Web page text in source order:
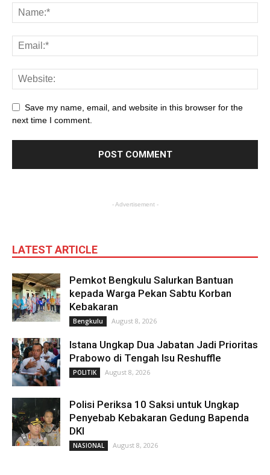
Save my name, email, and website in this browser for the
next time I comment.
- Advertisement -
LATEST ARTICLE
Pemkot Bengkulu Salurkan Bantuan
kepada Warga Pekan Sabtu Korban
Kebakaran
Bengkulu August 8, 2026
Istana Ungkap Dua Jabatan Jadi Prioritas
Prabowo di Tengah Isu Reshuffle
POLITIK August 8, 2026
Polisi Periksa 10 Saksi untuk Ungkap
Penyebab Kebakaran Gedung Bapenda
DKI
NASIONAL August 8, 2026